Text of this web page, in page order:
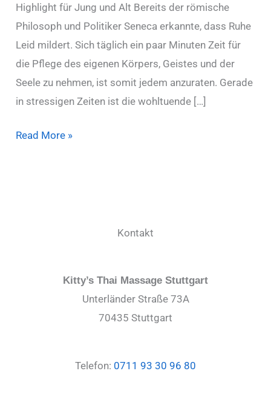
Highlight für Jung und Alt Bereits der römische
Philosoph und Politiker Seneca erkannte, dass Ruhe
Leid mildert. Sich täglich ein paar Minuten Zeit für
die Pflege des eigenen Körpers, Geistes und der
Seele zu nehmen, ist somit jedem anzuraten. Gerade
in stressigen Zeiten ist die wohltuende […]
Wohltuend
Read More »
Kontakt
Kitty’s Thai Massage Stuttgart
Unterländer Straße 73A
70435 Stuttgart
Telefon: 0711 93 30 96 80